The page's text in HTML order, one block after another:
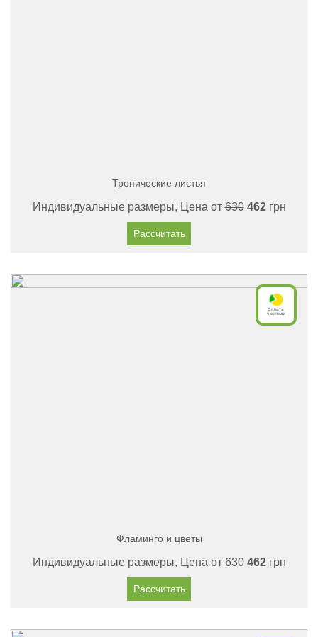
Тропические листья
Индивидуальные размеры, Цена от630 462грн
Рассчитать
Фламинго и цветы
Индивидуальные размеры, Цена от630 462грн
Рассчитать